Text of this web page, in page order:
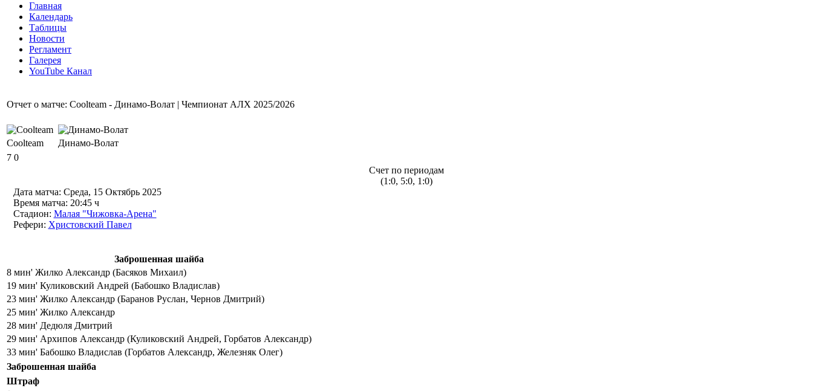
Главная
Календарь
Таблицы
Новости
Регламент
Галерея
YouTube Канал
Отчет о матче: Coolteam - Динамо-Волат | Чемпионат АЛХ 2025/2026
Coolteam
Динамо-Волат
7 0
Счет по периодам
(1:0, 5:0, 1:0)
Дата матча: Среда, 15 Октябрь 2025
Время матча: 20:45 ч
Стадион: Малая "Чижовка-Арена"
Рефери: Христовский Павел
Заброшенная шайба
8 мин' Жилко Александр (Басяков Михаил)
19 мин' Куликовский Андрей (Бабошко Владислав)
23 мин' Жилко Александр (Баранов Руслан, Чернов Дмитрий)
25 мин' Жилко Александр
28 мин' Дедюля Дмитрий
29 мин' Архипов Александр (Куликовский Андрей, Горбатов Александр)
33 мин' Бабошко Владислав (Горбатов Александр, Железняк Олег)
Заброшенная шайба
Штраф